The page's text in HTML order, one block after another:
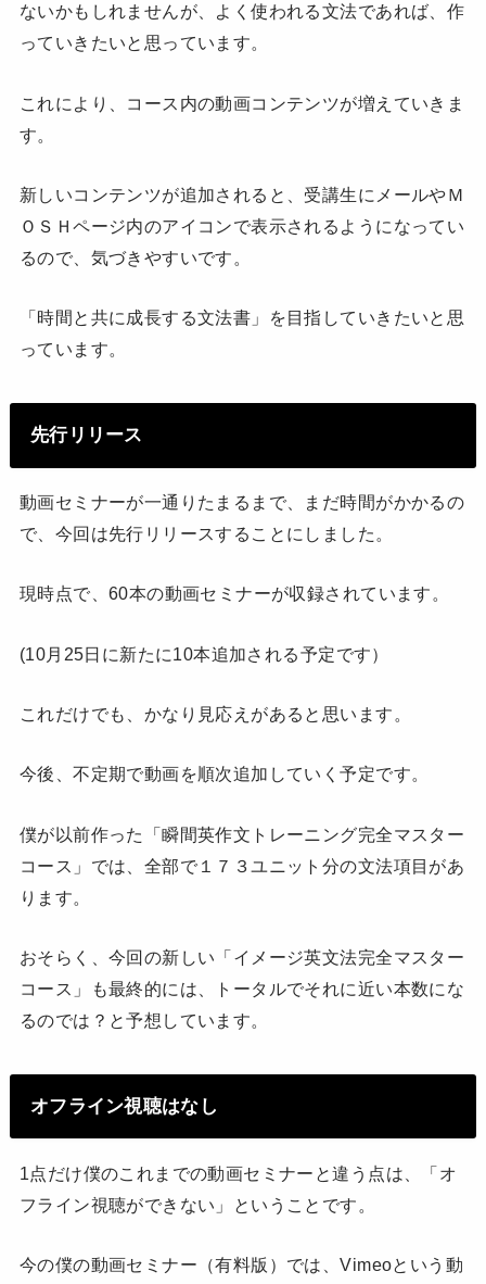
ないかもしれませんが、よく使われる文法であれば、作
っていきたいと思っています。
これにより、コース内の動画コンテンツが増えていきま
す。
新しいコンテンツが追加されると、受講生にメールやＭ
ＯＳＨページ内のアイコンで表示されるようになってい
るので、気づきやすいです。
「時間と共に成長する文法書」を目指していきたいと思
っています。
先行リリース
動画セミナーが一通りたまるまで、まだ時間がかかるの
で、今回は先行リリースすることにしました。
現時点で、60本の動画セミナーが収録されています。
(10月25日に新たに10本追加される予定です）
これだけでも、かなり見応えがあると思います。
今後、不定期で動画を順次追加していく予定です。
僕が以前作った「瞬間英作文トレーニング完全マスター
コース」では、全部で１７３ユニット分の文法項目があ
ります。
おそらく、今回の新しい「イメージ英文法完全マスター
コース」も最終的には、トータルでそれに近い本数にな
るのでは？と予想しています。
オフライン視聴はなし
1点だけ僕のこれまでの動画セミナーと違う点は、「オ
フライン視聴ができない」ということです。
今の僕の動画セミナー（有料版）では、Vimeoという動